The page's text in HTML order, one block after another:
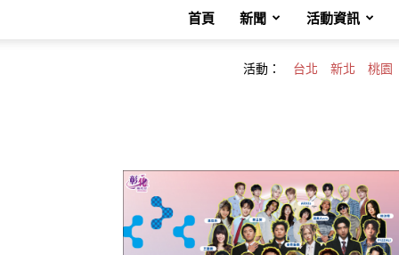
首頁 新聞 活動資訊
活動： 台北 新北 桃園